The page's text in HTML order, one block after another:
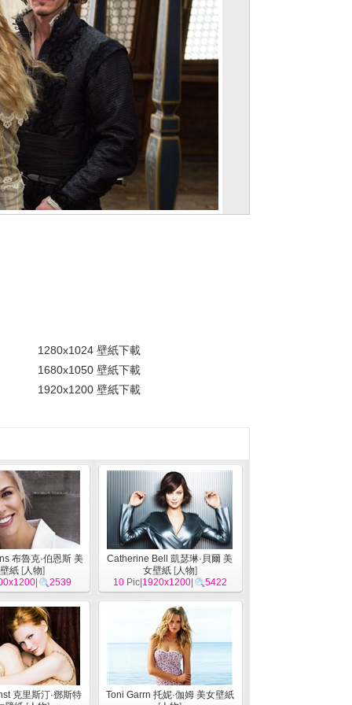
1280x1024 壁紙下載
1680x1050 壁紙下載
1920x1200 壁紙下載
布魯克·伯恩斯 美
紙[人物]
2539
Catherine Bell 凱瑟琳·貝爾 美
女壁紙[人物]
10Pic| 1920x1200| 5422
克里斯汀·鄧斯特
Toni Garrn 托妮·伽姆 美女壁紙